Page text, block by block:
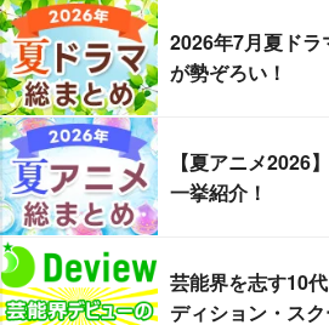
2026年7月夏ド
が勢ぞろい！
【夏アニメ2026
一挙紹介！
芸能界を志す10
ディション・ス